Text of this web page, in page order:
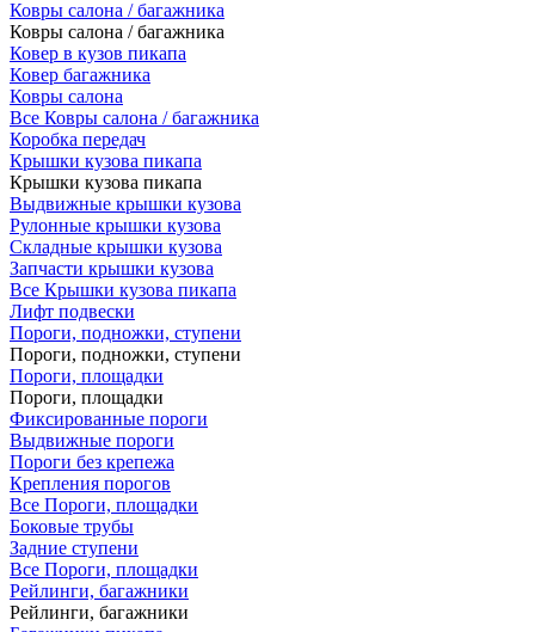
Ковры салона / багажника
Ковры салона / багажника
Ковер в кузов пикапа
Ковер багажника
Ковры салона
Все Ковры салона / багажника
Коробка передач
Крышки кузова пикапа
Крышки кузова пикапа
Выдвижные крышки кузова
Рулонные крышки кузова
Складные крышки кузова
Запчасти крышки кузова
Все Крышки кузова пикапа
Лифт подвески
Пороги, подножки, ступени
Пороги, подножки, ступени
Пороги, площадки
Пороги, площадки
Фиксированные пороги
Выдвижные пороги
Пороги без крепежа
Крепления порогов
Все Пороги, площадки
Боковые трубы
Задние ступени
Все Пороги, площадки
Рейлинги, багажники
Рейлинги, багажники